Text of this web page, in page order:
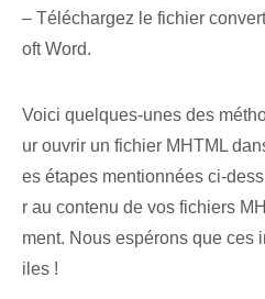
– Téléchargez le fichier
oft Word.
Voici quelques-unes des
ur ouvrir un fichier MHTML
es étapes mentionnées ci-
r au contenu de vos fichiers
ment. Nous espérons que ces
iles !